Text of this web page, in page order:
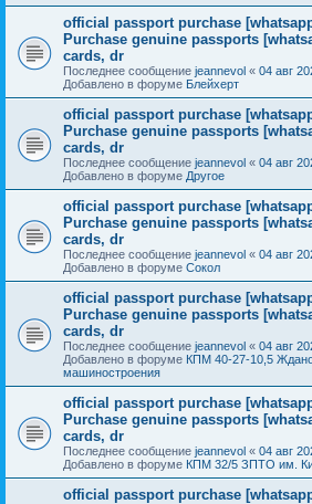
official passport purchase
Purchase genuine passports
cards, dr
Последнее сообщение jeannevol « 04 авг
Добавлено в форуме Блейхерт
official passport purchase
Purchase genuine passports
cards, dr
Последнее сообщение jeannevol « 04 авг
Добавлено в форуме Другое
official passport purchase
Purchase genuine passports
cards, dr
Последнее сообщение jeannevol « 04 авг
Добавлено в форуме Сокол
official passport purchase
Purchase genuine passports
cards, dr
Последнее сообщение jeannevol « 04 авг
Добавлено в форуме КПМ 40-27-10,5
машиностроения
official passport purchase
Purchase genuine passports
cards, dr
Последнее сообщение jeannevol « 04 авг
Добавлено в форуме КПМ 32/5 ЗПТО им.
official passport purchase